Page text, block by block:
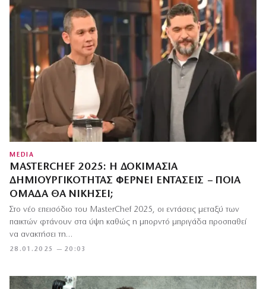
MEDIA
MASTERCHEF 2025: Η ΔΟΚΙΜΑΣΊΑ
ΔΗΜΙΟΥΡΓΙΚΌΤΗΤΑΣ ΦΈΡΝΕΙ ΕΝΤΆΣΕΙΣ – ΠΟΙΑ
ΟΜΆΔΑ ΘΑ ΝΙΚΉΣΕΙ;
28.01.2025 — 20:03
Στο νέο επεισόδιο του MasterChef 2025, οι εντάσεις μεταξύ των
παικτών φτάνουν στα ύψη καθώς η μπορντό μπριγάδα προσπαθεί
να ανακτήσει τη…